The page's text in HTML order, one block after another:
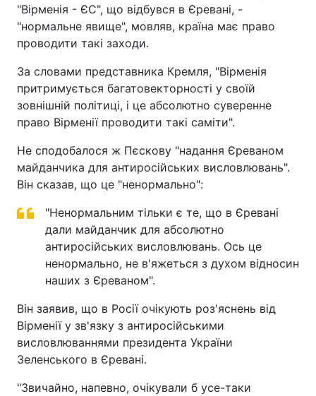
"Вірменія - ЄС", що відбувся в Єревані, -
"нормальне явище", мовляв, країна має право
проводити такі заходи.
За словами представника Кремля, "Вірменія
притримується багатовекторності у своїй
зовнішній політиці, і це абсолютно суверенне
право Вірменії проводити такі саміти".
Не сподобалося ж Пєскову "надання Єреваном
майданчика для антиросійських висловлювань".
Він сказав, що це "ненормально":
"Ненормальним тільки є те, що в Єревані
дали майданчик для абсолютно
антиросійських висловлювань. Ось це
ненормально, не в'яжеться з духом відносин
наших з Єреваном".
Він заявив, що в Росії очікують роз'яснень від
Вірменії у зв'язку з антиросійськими
висловлюваннями президента України
Зеленського в Єревані.
"Звичайно, напевно, очікували б усе-таки